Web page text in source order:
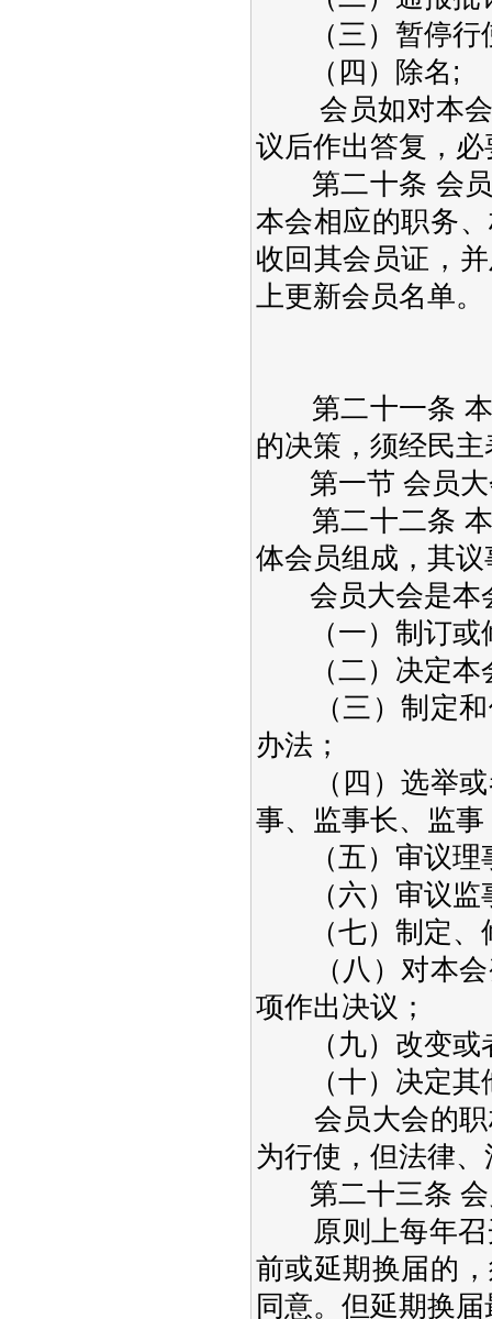
（三）暂停行
（四）除名;
会员如对本会
议后作出答复，
第二十条 会员
本会相应的职务
收回其会员证，
上更新会员名单。
第二十一条 本
的决策，须经民
第一节 会员大
第二十二条 本
体会员组成，其
会员大会是本
（一）制订或
（二）决定本
（三）制定和
办法；
（四）选举或
事、监事长、监事
（五）审议理
（六）审议监
（七）制定、
（八）对本会
项作出决议；
（九）改变或
（十）决定其
会员大会的职
为行使，但法律
第二十三条 会
原则上每年召
前或延期换届的
同意。但延期换